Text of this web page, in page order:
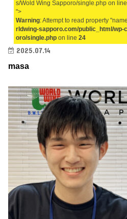
s/Wold Wing Sapporo/single.php on
">
Warning: Attempt to read property
rldwing-sapporo.com/public_html/wp-
oro/single.php on line24
2025.07.14
masa